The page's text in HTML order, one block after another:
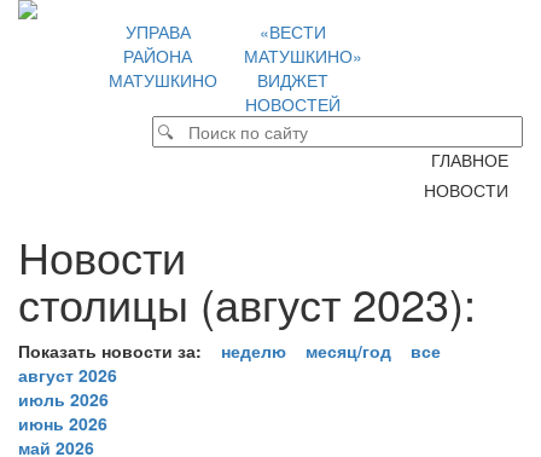
УПРАВА
РАЙОНА
МАТУШКИНО
«ВЕСТИ
МАТУШКИНО»
ВИДЖЕТ
НОВОСТЕЙ
ГЛАВНОЕ
НОВОСТИ
Новости
столицы (август 2023):
Показать новости за: неделю месяц/год
все
август 2026
июль 2026
июнь 2026
май 2026